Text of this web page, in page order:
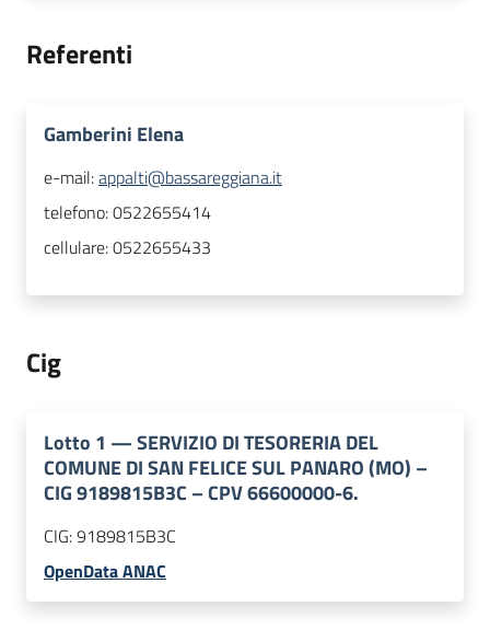
Referenti
Gamberini Elena
e-mail:appalti@bassareggiana.it
telefono:0522655414
cellulare:0522655433
Cig
Lotto 1 —SERVIZIO DI TESORERIA DEL
COMUNE DI SAN FELICE SUL PANARO (MO) –
CIG 9189815B3C – CPV 66600000-6.
CIG:9189815B3C
OpenData ANAC